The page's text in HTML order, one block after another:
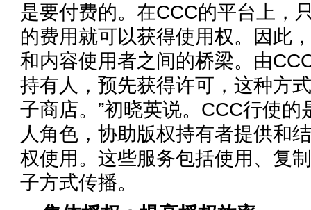
是要付费的。在CCC的平台上，
的费用就可以获得使用权。因此
和内容使用者之间的桥梁。由
持有人，预先获得许可，这种方
子商店。”初晓英说。CCC行使的
人角色，协助版权持有者提供和
权使用。这些服务包括使用、复
子方式传播。